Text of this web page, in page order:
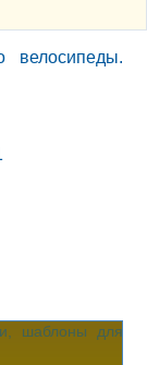
велосипеды.